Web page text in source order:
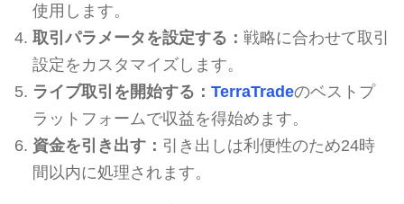
使用します。
取引パラメータを設定する： 戦略に合わせて取引
設定をカスタマイズします。
ライブ取引を開始する： TerraTradeのベストプ
ラットフォームで収益を得始めます。
資金を引き出す： 引き出しは利便性のため24時
間以内に処理されます。